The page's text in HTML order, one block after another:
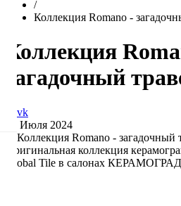
/
Коллекция Romano -
Коллекция
загадочный
27 Июля 2024
Оригинальная коллекция
Global Tile в салонах